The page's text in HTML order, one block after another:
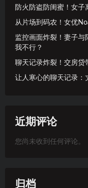
防火防盗防闺蜜！女
从片场到码农！女优
监控画面炸裂！妻子与
我不行？
聊天记录炸裂！交房贷
让人寒心的聊天记录：
近期评论
您尚未收到任何评论。
归档